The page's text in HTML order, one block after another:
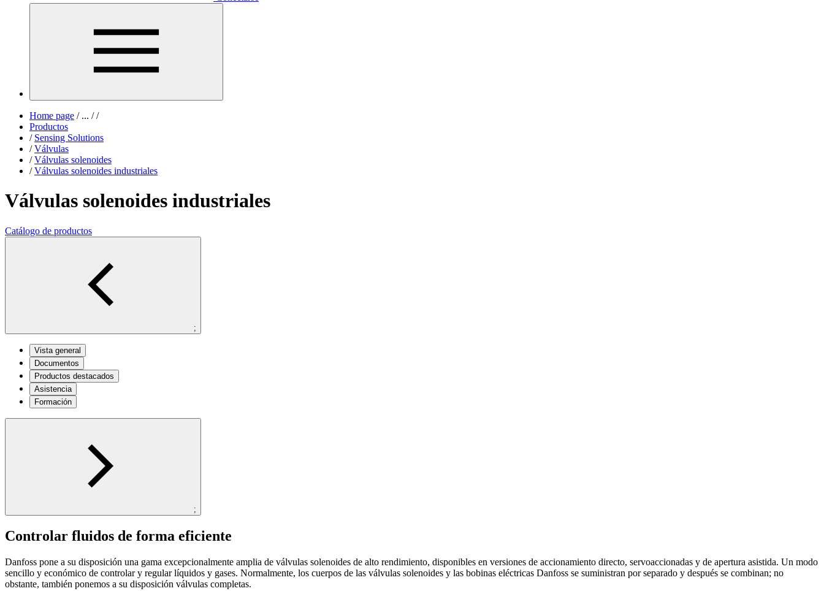
Home page /... / /
Productos
/ Sensing Solutions
/ Válvulas
/ Válvulas solenoides
/ Válvulas solenoides industriales
Válvulas solenoides industriales
Catálogo de productos
;
Vista general
Documentos
Productos destacados
Asistencia
Formación
;
Controlar fluidos de forma eficiente
Danfoss pone a su disposición una gama excepcionalmente amplia de válvulas solenoides de alto rendimiento, disponibles en versiones de accionamiento directo, servoaccionadas y de apertura asistida. Un modo
sencillo y económico de controlar y regular líquidos y gases. Normalmente, los cuerpos de las válvulas solenoides y las bobinas eléctricas Danfoss se suministran por separado y después se combinan; no
obstante, también ponemos a su disposición válvulas completas.